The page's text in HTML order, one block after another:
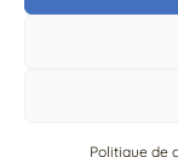
Politique de
© Mairie de